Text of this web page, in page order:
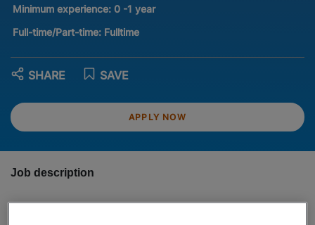
Minimum experience: 0 -1 year
Full-time/Part-time: Fulltime
APPLY NOW
SAVE
SHARE
Job description